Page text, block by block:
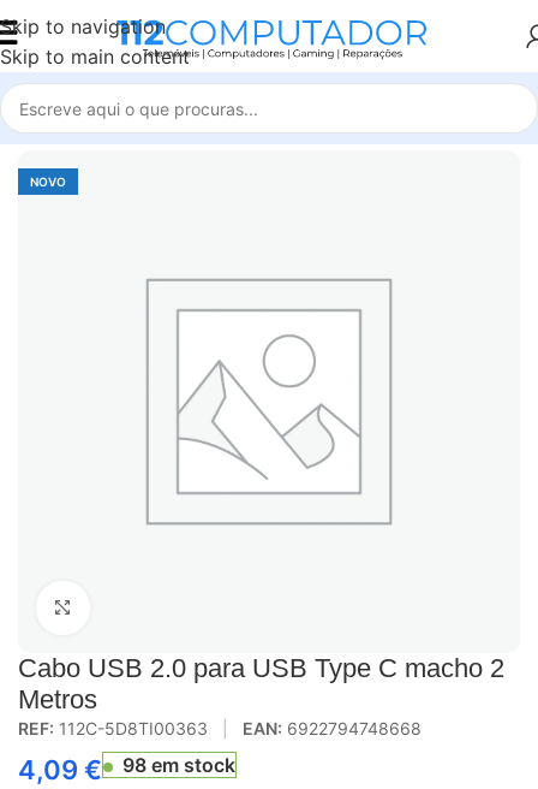
Skip to navigation
Skip to main content
Início Accessories
NOVO
Cabo USB 2.0 para USB Type C macho 2
Metros
REF: 112C-5D8TI00363 EAN: 6922794748668
4,09 €
98 em stock